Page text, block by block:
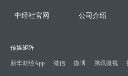
中经社官网 公司介绍
传媒矩阵
新华财经App 微信 微博 腾讯微视